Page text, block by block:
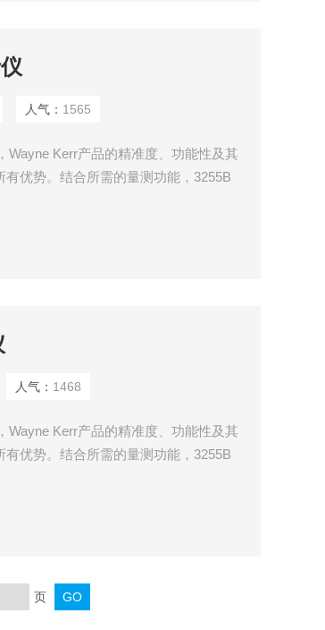
人气： 1565
Kerr产品的精准度、功能性及其
优势。结合所需的量测功能，3255B
人气： 1468
Kerr产品的精准度、功能性及其
优势。结合所需的量测功能，3255B
页